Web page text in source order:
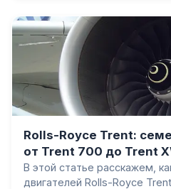
900ULR позволил
мире, и почему A350 стал
завершивших эпоху
Rolls-Royce Trent:
от Trent 700 до Trent
В этой статье расскажем,
двигателей Rolls-Royce